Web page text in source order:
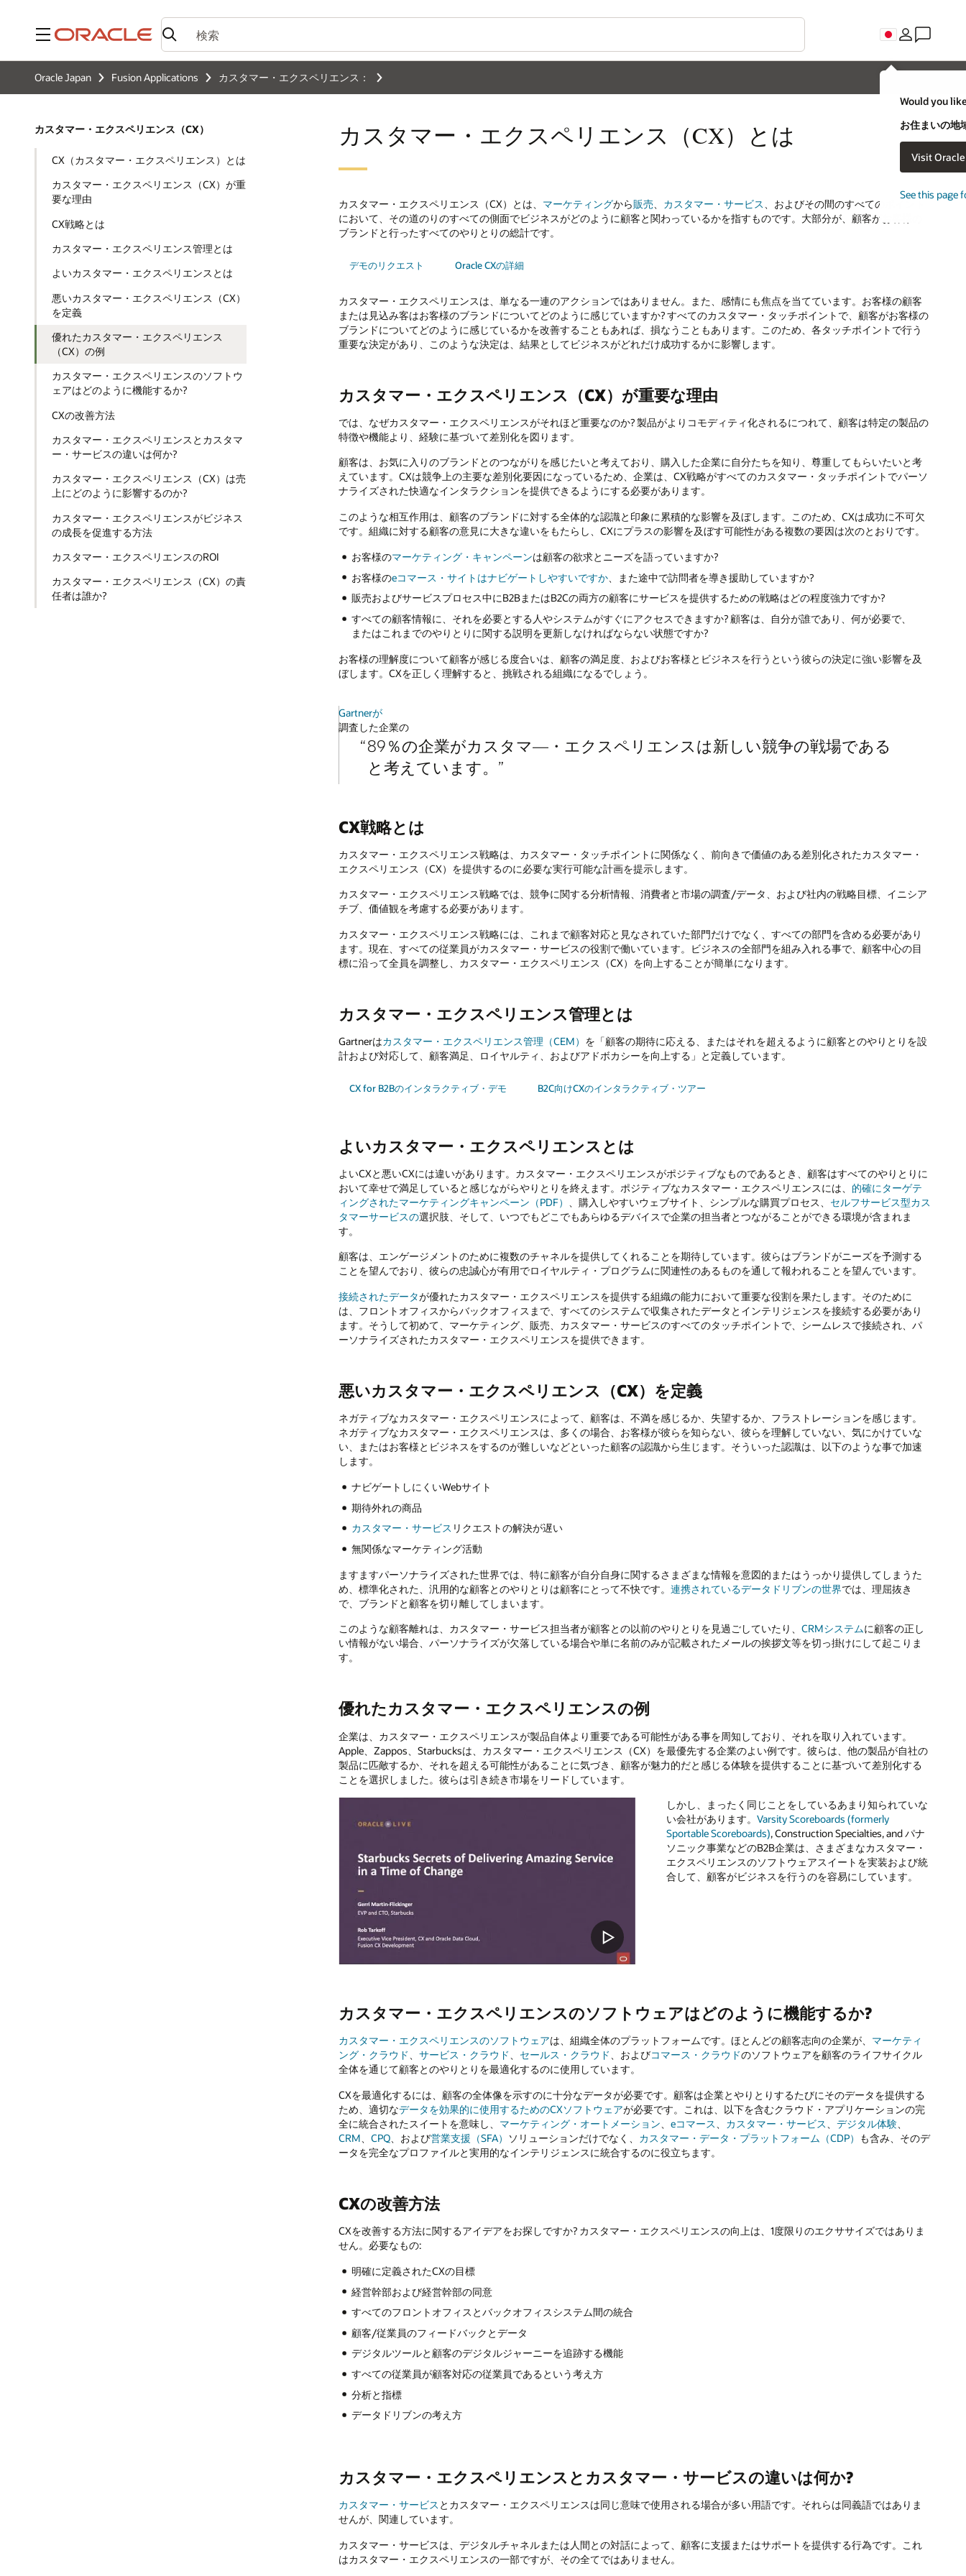
メニュー
Would you
お住まいの地
Visit
See this page
Oracle Japan Fusion Applications カスタマー・エクスペリエンス：
カスタマー・エクスペリエンス（CX）
CX（カスタマー・エクスペリエンス）とは
カスタマー・エクスペリエンス（CX）が重
要な理由
CX戦略とは
カスタマー・エクスペリエンス管理とは
よいカスタマー・エクスペリエンスとは
悪いカスタマー・エクスペリエンス（CX）
を定義
優れたカスタマー・エクスペリエンス
（CX）の例
カスタマー・エクスペリエンスのソフトウ
ェアはどのように機能するか?
CXの改善方法
カスタマー・エクスペリエンスとカスタマ
ー・サービスの違いは何か?
カスタマー・エクスペリエンス（CX）は売
上にどのように影響するのか?
カスタマー・エクスペリエンスがビジネス
の成長を促進する方法
カスタマー・エクスペリエンスのROI
カスタマー・エクスペリエンス（CX）の責
任者は誰か?
カスタマー・エクスペリエンス（CX）とは
カスタマー・エクスペリエンス（CX）とは、 マーケティングから販売、 カスタマー・サービス、およびその間のすべてのポイント
において、その道のりのすべての側面でビジネスがどのように顧客と関わっているかを指すものです。大部分が、顧客がお客様の
ブランドと行ったすべてのやりとりの総計です。
デモのリクエスト Oracle CXの詳細
カスタマー・エクスペリエンスは、単なる一連のアクションではありません。また、感情にも焦点を当てています。お客様の顧客
または見込み客はお客様のブランドについてどのように感じていますか? すべてのカスタマー・タッチポイントで、顧客がお客様の
ブランドについてどのように感じているかを改善することもあれば、損なうこともあります。このため、各タッチポイントで行う
重要な決定があり、このような決定は、結果としてビジネスがどれだけ成功するかに影響します。
カスタマー・エクスペリエンス（CX）が重要な理由
では、なぜカスタマー・エクスペリエンスがそれほど重要なのか? 製品がよりコモディティ化されるにつれて、顧客は特定の製品の
特徴や機能より、経験に基づいて差別化を図ります。
顧客は、お気に入りのブランドとのつながりを感じたいと考えており、購入した企業に自分たちを知り、尊重してもらいたいと考
えています。CXは競争上の主要な差別化要因になっているため、企業は、CX戦略がすべてのカスタマー・タッチポイントでパーソ
ナライズされた快適なインタラクションを提供できるようにする必要があります。
このような相互作用は、顧客のブランドに対する全体的な認識と印象に累積的な影響を及ぼします。このため、CXは成功に不可欠
です。組織に対する顧客の意見に大きな違いをもたらし、CXにプラスの影響を及ぼす可能性がある複数の要因は次のとおりです。
お客様のマーケティング・キャンペーンは顧客の欲求とニーズを語っていますか?
お客様のeコマース・サイトはナビゲートしやすいですか 、また途中で訪問者を導き援助していますか?
販売およびサービスプロセス中にB2BまたはB2Cの両方の顧客にサービスを提供するための戦略はどの程度強力ですか?
すべての顧客情報に、それを必要とする人やシステムがすぐにアクセスできますか? 顧客は、自分が誰であり、何が必要で、
またはこれまでのやりとりに関する説明を更新しなければならない状態ですか?
お客様の理解度について顧客が感じる度合いは、顧客の満足度、およびお客様とビジネスを行うという彼らの決定に強い影響を及
ぼします。CXを正しく理解すると、挑戦される組織になるでしょう。
Gartnerが
調査した企業の
89％の企業がカスタマ―・エクスペリエンスは新しい競争の戦場である
と考えています。
CX戦略とは
カスタマー・エクスペリエンス戦略は、カスタマー・タッチポイントに関係なく、前向きで価値のある差別化されたカスタマー・
エクスペリエンス（CX）を提供するのに必要な実行可能な計画を提示します。
カスタマー・エクスペリエンス戦略では、競争に関する分析情報、消費者と市場の調査/データ、および社内の戦略目標、イニシア
チブ、価値観を考慮する必要があります。
カスタマー・エクスペリエンス戦略には、これまで顧客対応と見なされていた部門だけでなく、すべての部門を含める必要があり
ます。現在、すべての従業員がカスタマー・サービスの役割で働いています。ビジネスの全部門を組み入れる事で、顧客中心の目
標に沿って全員を調整し、カスタマー・エクスペリエンス（CX）を向上することが簡単になります。
カスタマー・エクスペリエンス管理とは
Gartnerはカスタマー・エクスペリエンス管理（CEM） を「顧客の期待に応える、またはそれを超えるように顧客とのやりとりを設
計および対応して、顧客満足、ロイヤルティ、およびアドボカシーを向上する」と定義しています。
CX for B2Bのインタラクティブ・デモ B2C向けCXのインタラクティブ・ツアー
よいカスタマー・エクスペリエンスとは
よいCXと悪いCXには違いがあります。カスタマー・エクスペリエンスがポジティブなものであるとき、顧客はすべてのやりとりに
おいて幸せで満足していると感じながらやりとりを終えます。ポジティブなカスタマー・エクスペリエンスには、 的確にターゲテ
ィングされたマーケティングキャンペーン（PDF）
、購入しやすいウェブサイト、シンプルな購買プロセス、 セルフサービス型カス
タマーサービスの選択肢、そして、いつでもどこでもあらゆるデバイスで企業の担当者とつながることができる環境が含まれま
す。
顧客は、エンゲージメントのために複数のチャネルを提供してくれることを期待しています。彼らはブランドがニーズを予測する
ことを望んでおり、彼らの忠誠心が有用でロイヤルティ・プログラムに関連性のあるものを通して報われることを望んでいます。
接続されたデータが優れたカスタマー・エクスペリエンスを提供する組織の能力において重要な役割を果たします。そのために
は、フロントオフィスからバックオフィスまで、すべてのシステムで収集されたデータとインテリジェンスを接続する必要があり
ます。そうして初めて、マーケティング、販売、カスタマー・サービスのすべてのタッチポイントで、シームレスで接続され、パ
ーソナライズされたカスタマー・エクスペリエンスを提供できます。
悪いカスタマー・エクスペリエンス（CX）を定義
ネガティブなカスタマー・エクスペリエンスによって、顧客は、不満を感じるか、失望するか、フラストレーションを感じます。
ネガティブなカスタマー・エクスペリエンスは、多くの場合、お客様が彼らを知らない、彼らを理解していない、気にかけていな
い、またはお客様とビジネスをするのが難しいなどといった顧客の認識から生じます。そういった認識は、以下のような事で加速
します。
ナビゲートしにくいWebサイト
期待外れの商品
カスタマー・サービス リクエストの解決が遅い
無関係なマーケティング活動
ますますパーソナライズされた世界では、特に顧客が自分自身に関するさまざまな情報を意図的またはうっかり提供してしまうた
め、標準化された、汎用的な顧客とのやりとりは顧客にとって不快です。連携されているデータドリブンの世界では、理屈抜き
で、ブランドと顧客を切り離してしまいます。
このような顧客離れは、カスタマー・サービス担当者が顧客との以前のやりとりを見過ごしていたり、CRMシステムに顧客の正し
い情報がない場合、パーソナライズが欠落している場合や単に名前のみが記載されたメールの挨拶文等を切っ掛けにして起こりま
す。
優れたカスタマー・エクスペリエンスの例
企業は、カスタマー・エクスペリエンスが製品自体より重要である可能性がある事を周知しており、それを取り入れています。
Apple、Zappos、Starbucksは、カスタマー・エクスペリエンス（CX）を最優先する企業のよい例です。彼らは、他の製品が自社の
製品に匹敵するか、それを超える可能性があることに気づき、顧客が魅力的だと感じる体験を提供することに基づいて差別化する
ことを選択しました。彼らは引き続き市場をリードしています。
しかし、まったく同じことをしているあまり知られていな
い会社があります。 Varsity Scoreboards (formerly
Sportable Scoreboards), Construction Specialties, and パナ
ソニック事業などのB2B企業は、さまざまなカスタマー・
エクスペリエンスのソフトウェアスイートを実装および統
合して、顧客がビジネスを行うのを容易にしています。
カスタマー・エクスペリエンスのソフトウェアはどのように機能するか?
カスタマー・エクスペリエンスのソフトウェアは、組織全体のプラットフォームです。ほとんどの顧客志向の企業が、 マーケティ
ング・クラウド、サービス・クラウド、 セールス・クラウド、およびコマース・クラウドのソフトウェアを顧客のライフサイクル
全体を通じて顧客とのやりとりを最適化するのに使用しています。
CXを最適化するには、顧客の全体像を示すのに十分なデータが必要です。顧客は企業とやりとりするたびにそのデータを提供する
ため、適切なデータを効果的に使用するためのCXソフトウェアが必要です。これは、以下を含むクラウド・アプリケーションの完
全に統合されたスイートを意味し、 マーケティング・オートメーション、eコマース、 カスタマー・サービス、デジタル体験、
CRM、CPQ、および営業支援（SFA） ソリューションだけでなく、 カスタマー・データ・プラットフォーム（CDP） も含み、そのデ
ータを完全なプロファイルと実用的なインテリジェンスに統合するのに役立ちます。
CXの改善方法
CXを改善する方法に関するアイデアをお探しですか? カスタマー・エクスペリエンスの向上は、1度限りのエクササイズではありま
せん。必要なもの:
明確に定義されたCXの目標
経営幹部および経営幹部の同意
すべてのフロントオフィスとバックオフィスシステム間の統合
顧客/従業員のフィードバックとデータ
デジタルツールと顧客のデジタルジャーニーを追跡する機能
すべての従業員が顧客対応の従業員であるという考え方
分析と指標
データドリブンの考え方
カスタマー・エクスペリエンスとカスタマー・サービスの違いは何か?
カスタマー・サービス とカスタマー・エクスペリエンスは同じ意味で使用される場合が多い用語です。それらは同義語ではありま
せんが、関連しています。
カスタマー・サービスは、デジタルチャネルまたは人間との対話によって、顧客に支援またはサポートを提供する行為です。これ
はカスタマー・エクスペリエンスの一部ですが、その全てではありません。